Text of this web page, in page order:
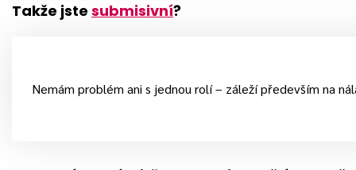
Takže jste submisivní?
Nemám problém ani s jednou rolí – záleží především na